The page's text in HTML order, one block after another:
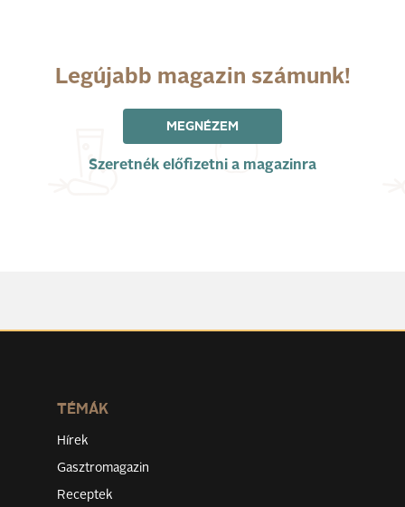
Legújabb magazin számunk!
MEGNÉZEM
Szeretnék előfizetni a magazinra
TÉMÁK
Hírek
Gasztromagazin
Receptek